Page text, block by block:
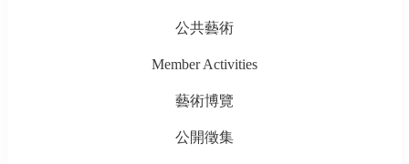
公共藝術
Member Activities
藝術博覽
公開徵集